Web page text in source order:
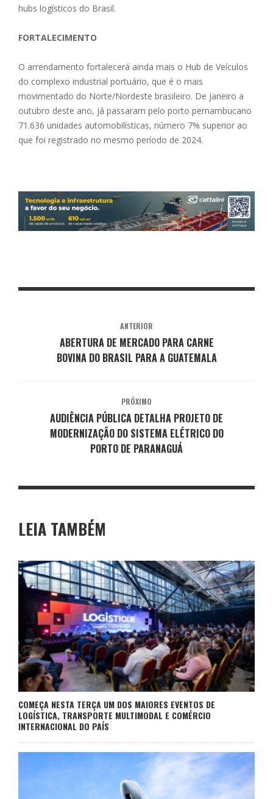
hubs logísticos do Brasil.
FORTALECIMENTO
O arrendamento fortalecerá ainda mais o Hub de Veículos
do complexo industrial portuário, que é o mais
movimentado do Norte/Nordeste brasileiro. De janeiro a
outubro deste ano, já passaram pelo porto pernambucano
71.636 unidades automobilísticas, número 7% superior ao
que foi registrado no mesmo período de 2024.
ANTERIOR
ABERTURA DE MERCADO PARA CARNE
BOVINA DO BRASIL PARA A GUATEMALA
PRÓXIMO
AUDIÊNCIA PÚBLICA DETALHA PROJETO DE
MODERNIZAÇÃO DO SISTEMA ELÉTRICO DO
PORTO DE PARANAGUÁ
LEIA TAMBÉM
COMEÇA NESTA TERÇA UM DOS MAIORES EVENTOS DE
LOGÍSTICA, TRANSPORTE MULTIMODAL E COMÉRCIO
INTERNACIONAL DO PAÍS